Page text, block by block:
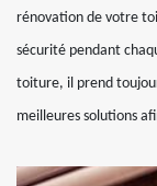
rénovation de votre
sécurité pendant
toiture, il prend
meilleures solutions